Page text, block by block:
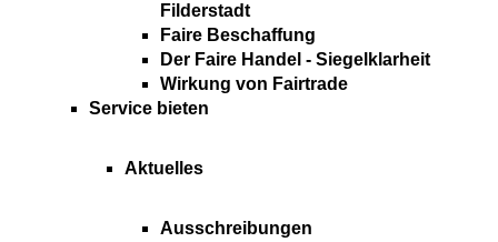
Filderstadt
Faire Beschaffung
Der Faire Handel - Siegelklarheit
Wirkung von Fairtrade
Service bieten
Aktuelles
Ausschreibungen